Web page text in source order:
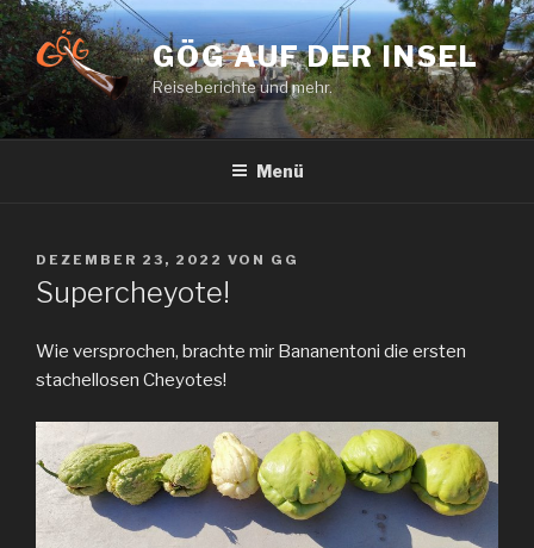
Zum
Inhalt
springen
GÖG AUF DER INSEL
Reiseberichte und mehr.
Menü
VERÖFFENTLICHT
AM
DEZEMBER 23, 2022 VON GG
Supercheyote!
Wie versprochen, brachte mir Bananentoni die ersten
stachellosen Cheyotes!